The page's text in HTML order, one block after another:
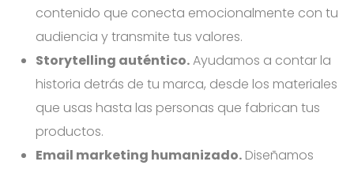
contenido que conecta emocionalmente con tu
audiencia y transmite tus valores.
Storytelling auténtico.Ayudamos a contar la
historia detrás de tu marca, desde los materiales
que usas hasta las personas que fabrican tus
productos.
Email marketing humanizado. Diseñamos